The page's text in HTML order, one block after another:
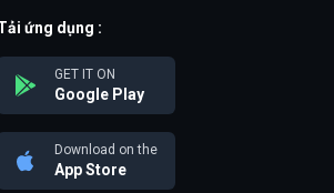
ứng dụng :
GET IT ON
Google Play
Download on the
App Store